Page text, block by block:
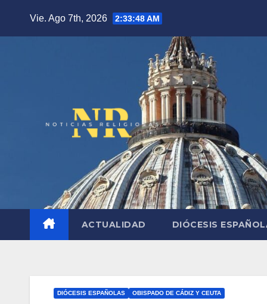
Vie. Ago 7th, 2026 2:33:49 AM
ACTUALIDAD DIÓCESIS
DIÓCESIS ESPAÑOLAS OBISPADO DE CÁDIZ Y CEUTA